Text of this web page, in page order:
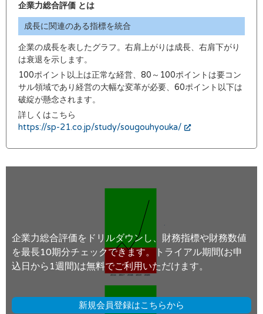
企業力総合評価 とは
成長に関連のある指標を統合
企業の成長を表したグラフ。右肩上がりは成長、右肩下がり
は衰退を示します。
100ポイント以上は正常な経営、80～100ポイントは要コン
サル領域であり経営の大幅な変革が必要、60ポイント以下は
破綻が懸念されます。
詳しくはこちら
https://sp-21.co.jp/study/sougouhyouka/
企業力総合評価をドリルダウンし、財務指標や財務数値
を最長10期分チェックできます。トライアル期間(お申
込日から1週間)は無料でご利用いただけます。
新規会員登録はこちらから